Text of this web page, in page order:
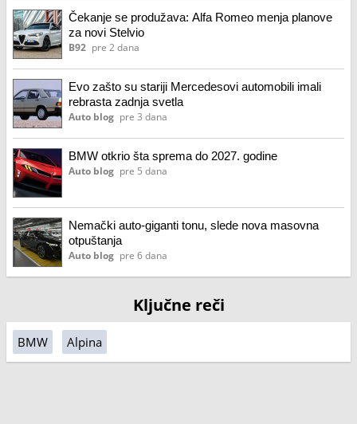
Čekanje se produžava: Alfa Romeo menja planove
za novi Stelvio
B92 pre 2 dana
Evo zašto su stariji Mercedesovi automobili imali
rebrasta zadnja svetla
Auto blog pre 3 dana
BMW otkrio šta sprema do 2027. godine
Auto blog pre 5 dana
Nemački auto-giganti tonu, slede nova masovna
otpuštanja
Auto blog pre 6 dana
Ključne reči
BMW Alpina